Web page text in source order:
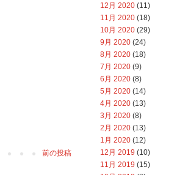
前の投稿
12月 2020 (11)
11月 2020 (18)
10月 2020 (29)
9月 2020 (24)
8月 2020 (18)
7月 2020 (9)
6月 2020 (8)
5月 2020 (14)
4月 2020 (13)
3月 2020 (8)
2月 2020 (13)
1月 2020 (12)
12月 2019 (10)
11月 2019 (15)